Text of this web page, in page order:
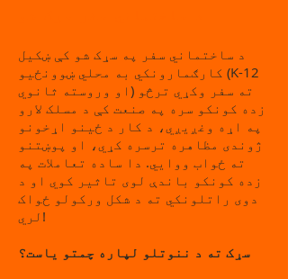
د ساختماني سفر په سړک شو کې ښکیل
کارګمارونکي به محلي ښوونځیو (K-12
او وروسته ثانوي) ته سفر وکړي ترڅو
زده کونکو سره په صنعت کې د مسلک لارو
په اړه وغږیږي، د کار د ځینو اړخونو
ژوندی مظاهره ترسره کړي، او پوښتنو
ته ځواب ووایي. دا ساده تعاملات په
زده کونکو باندې لوی تاثیر کوي او د
دوی راتلونکي ته د شکل ورکولو ځواک
لري!
سړک ته د ننوتلو لپاره چمتو یاست؟